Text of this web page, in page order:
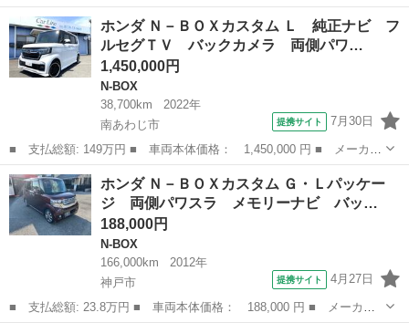
ー名： ホンダ ■ 車種名： Ｎ－ＢＯＸカスタム ■ グレード
名： Ｇ・Ｌホンダセンシング 電動スライドドア ＳＤナビ バッ
クカメラ 衝...
兵庫 姫路市 N-BOX
ホンダ Ｎ－ＢＯＸカスタム Ｌ 純正ナビ フ
ルセグＴＶ バックカメラ 両側パワ…
1,450,000円
N-BOX
38,700km
2022年
南あわじ市
提携サイト 7月30日
■ 支払総額: 149万円 ■ 車両本体価格： 1,450,000 円 ■ メーカー
名： ホンダ ■ 車種名： Ｎ－ＢＯＸカスタム ■ グレード名：
Ｌ 純正ナビ フルセグＴＶ バックカメラ 両側パワースライドド
ア アダプ...
兵庫 南あわじ市 N-BOX
ホンダ Ｎ－ＢＯＸカスタム Ｇ・Ｌパッケー
ジ 両側パワスラ メモリーナビ バッ…
188,000円
N-BOX
166,000km
2012年
神戸市
提携サイト 4月27日
■ 支払総額: 23.8万円 ■ 車両本体価格： 188,000 円 ■ メーカー